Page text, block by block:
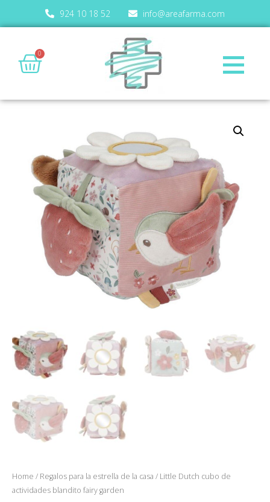
924 10 18 52 info@areafarma.com
Home / Regalos para la estrella de la casa / Little Dutch cubo de
actividades blandito fairy garden